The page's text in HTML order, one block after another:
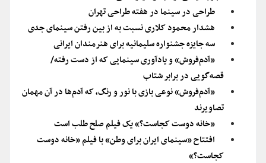
طراحی در سینما در هفته طراحی تهران
هشدار محمود کلاری نسبت به از بین رفتن سینمای جدی
سه جایزه جشنواره سلیمانیه برای هنرمندان ایرانی
«آدم‌فروش» و یادآوری سینمایی که از دست رفته/
قصه‌گویی در برابر شتاب
«آدم‌فروش» نوعی بازی با نور و رنگ، که آدم‌ها در آن مهمان
تصاویرند
«خانه دوست کجاست؟» یک فیلم صلح طلب است
افتتاح «سینمای ایران برای وطن» با فیلم «خانه دوست
کجاست؟»